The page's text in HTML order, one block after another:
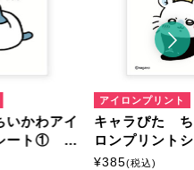
かわアイ
ート① ミ
アイロンプリント
キャラぴた
ロンプリン
ニ16
¥385(税込)